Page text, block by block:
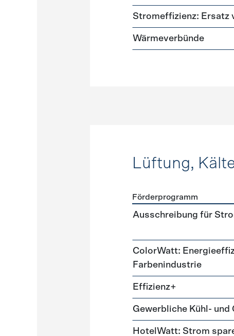
Stromeffizienz: Ersatz
Wärmeverbünde
Lüftung,
Förderprogramme Lüftung,
Förderprogramm
Ausschreibung für
ColorWatt:
Farbenindustrie
Effizienz+
Gewerbliche Kühl- und
HotelWatt: Strom